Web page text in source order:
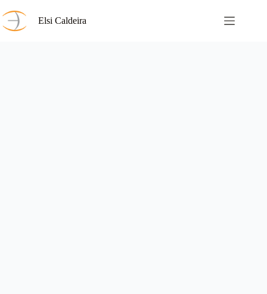
al
contenido
Elsi Caldeira